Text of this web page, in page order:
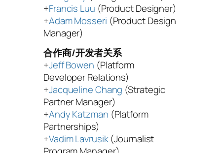
+Francis Luu (Product Designer)
+Adam Mosseri (Product Design
Manager)
合作商/开发者关系
+Jeff Bowen (Platform
Developer Relations)
+Jacqueline Chang (Strategic
Partner Manager)
+Andy Katzman (Platform
Partnerships)
+Vadim Lavrusik(Journalist